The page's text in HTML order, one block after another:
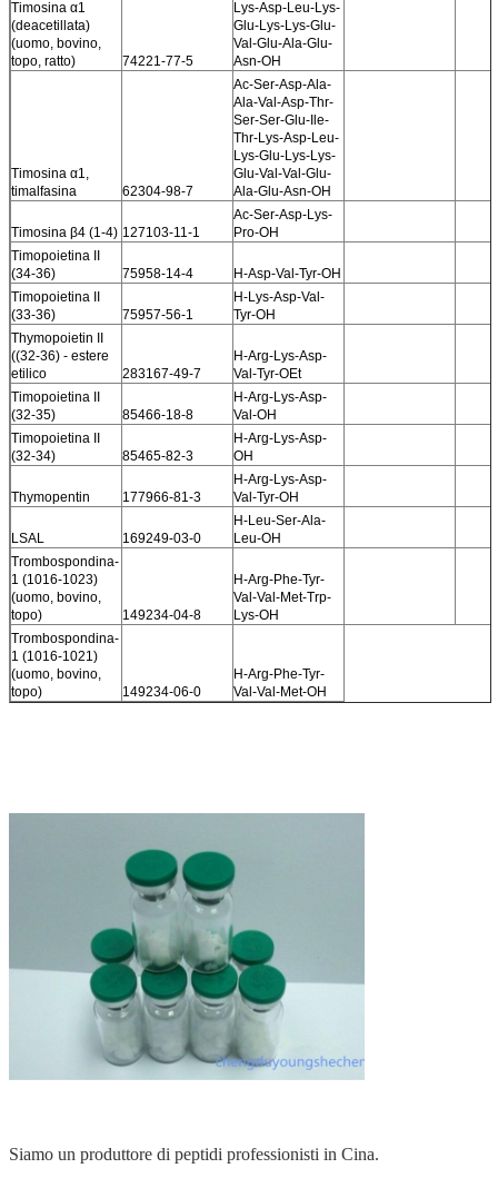
Timosina α1
(deacetillata)
(uomo, bovino,
topo, ratto)
74221-77-5
Lys-Asp-Leu-Lys-
Glu-Lys-Lys-Glu-
Val-Glu-Ala-Glu-
Asn-OH
Timosina α1,
timalfasina
62304-98-7
Ac-Ser-Asp-Ala-
Ala-Val-Asp-Thr-
Ser-Ser-Glu-Ile-
Thr-Lys-Asp-Leu-
Lys-Glu-Lys-Lys-
Glu-Val-Val-Glu-
Ala-Glu-Asn-OH
Timosina β4 (1-4) 127103-11-1
Ac-Ser-Asp-Lys-
Pro-OH
Timopoietina II
(34-36)
75958-14-4
H-Asp-Val-Tyr-OH
Timopoietina II
(33-36)
75957-56-1
H-Lys-Asp-Val-
Tyr-OH
Thymopoietin II
((32-36) - estere
etilico
283167-49-7
H-Arg-Lys-Asp-
Val-Tyr-OEt
Timopoietina II
(32-35)
85466-18-8
H-Arg-Lys-Asp-
Val-OH
Timopoietina II
(32-34)
85465-82-3
H-Arg-Lys-Asp-
OH
Thymopentin 177966-81-3
H-Arg-Lys-Asp-
Val-Tyr-OH
LSAL 169249-03-0
H-Leu-Ser-Ala-
Leu-OH
Trombospondina-
1 (1016-1023)
(uomo, bovino,
topo)
149234-04-8
H-Arg-Phe-Tyr-
Val-Val-Met-Trp-
Lys-OH
Trombospondina-
1 (1016-1021)
(uomo, bovino,
topo)
149234-06-0
H-Arg-Phe-Tyr-
Val-Val-Met-OH
Siamo un produttore di peptidi professionisti in Cina.